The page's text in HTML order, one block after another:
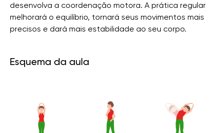
desenvolva a coordenação motora. A prática regular
melhorará o equilíbrio, tornará seus movimentos mais
precisos e dará mais estabilidade ao seu corpo.
Esquema da aula